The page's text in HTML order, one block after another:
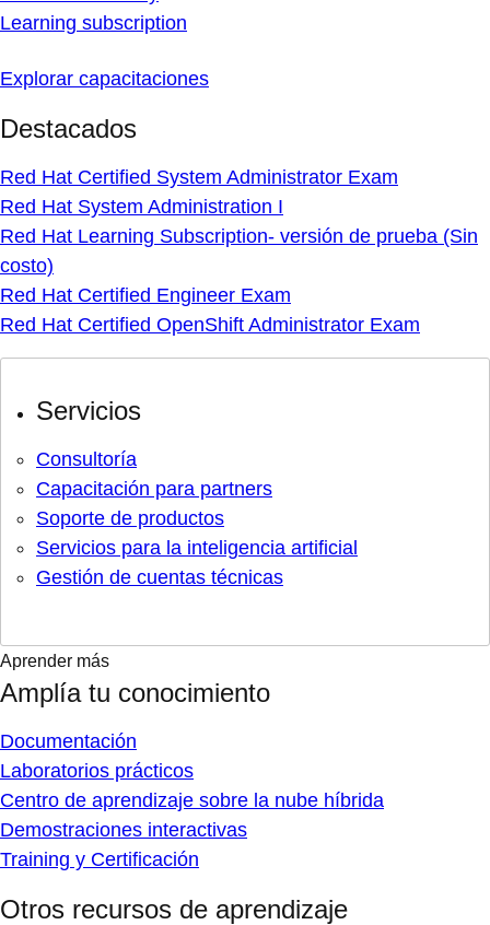
Learning subscription
Explorar capacitaciones
Destacados
Red Hat Certified System Administrator Exam
Red Hat System Administration I
Red Hat Learning Subscription- versión de prueba (Sin
costo)
Red Hat Certified Engineer Exam
Red Hat Certified OpenShift Administrator Exam
Servicios
Consultoría
Capacitación para partners
Soporte de productos
Servicios para la inteligencia artificial
Gestión de cuentas técnicas
Aprender más
Amplía tu conocimiento
Documentación
Laboratorios prácticos
Centro de aprendizaje sobre la nube híbrida
Demostraciones interactivas
Training y Certificación
Otros recursos de aprendizaje